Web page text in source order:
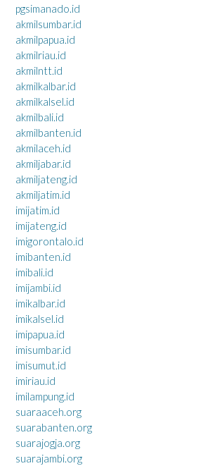
pgsimanado.id
akmilsumbar.id
akmilpapua.id
akmilriau.id
akmilntt.id
akmilkalbar.id
akmilkalsel.id
akmilbali.id
akmilbanten.id
akmilaceh.id
akmiljabar.id
akmiljateng.id
akmiljatim.id
imijatim.id
imijateng.id
imigorontalo.id
imibanten.id
imibali.id
imijambi.id
imikalbar.id
imikalsel.id
imipapua.id
imisumbar.id
imisumut.id
imiriau.id
imilampung.id
suaraaceh.org
suarabanten.org
suarajogja.org
suarajambi.org